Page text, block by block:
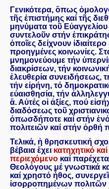
Γενικότερα, ὅπως
τῆς ἐπιστήμης καί τῆς
μηνύματα τοῦ Εὐαγγελίου
συντελοῦν στήν
ὁποῖες δείχνουν
προηγμένες κοινωνίες.
μνημονεύουμε τήν
διακρίσεων, τήν
ἐλευθερία συνειδήσεως,
τήν εἰρήνη, τό
εὐαισθησία, τήν
ἄ. Αὐτές οἱ ἀξίες, πού
διαδόσεως τοῦ
ὁπωσδήποτε καί στήν
πολιτειῶν καί στήν ὀρθή
Τελικά, ἡ θρησκευτική
βέβαια ἔχει κατηχητικό
περιεχόμενο καί
Θεολόγους μέ γνωστικά
καί χρηστό ἦθος,
ἰσορροπημένων πολιτῶν